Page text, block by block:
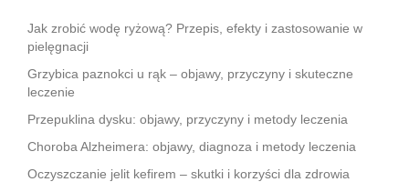
Jak zrobić wodę ryżową? Przepis, efekty i zastosowanie w
pielęgnacji
Grzybica paznokci u rąk – objawy, przyczyny i skuteczne
leczenie
Przepuklina dysku: objawy, przyczyny i metody leczenia
Choroba Alzheimera: objawy, diagnoza i metody leczenia
Oczyszczanie jelit kefirem – skutki i korzyści dla zdrowia